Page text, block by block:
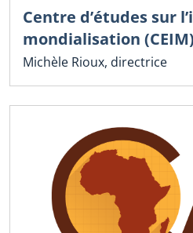
Centre d’études sur
mondialisation (CEIM)
Michèle Rioux, directrice